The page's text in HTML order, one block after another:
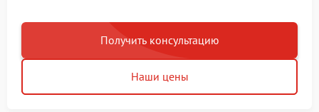
Получить консультацию
Наши цены